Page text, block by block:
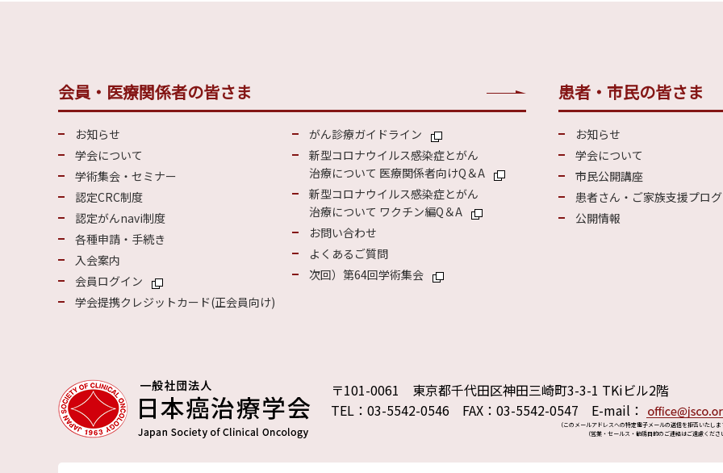
会員・医療関係者の皆さま
お知らせ
学会について
学術集会・セミナー
認定CRC制度
認定がんnavi制度
各種申請・手続き
入会案内
会員ログイン
学会提携クレジットカード(正会員向け)
がん診療ガイドライン
新型コロナウイルス感染症とがん
治療について 医療関係者向けQ＆A
新型コロナウイルス感染症とがん
治療について ワクチン編Q＆A
お問い合わせ
よくあるご質問
次回）第64回学術集会
患者・市民の皆さま
お知らせ
学会について
市民公開講座
患者さん・ご家族支援プロ
公開情報
〒101-0061 東京都千代田区神田三崎町3-3-1 TKiビル2階
TEL：03-5542-0546 FAX：03-5542-0547 E-mail：
（このメールアドレスへの特定電子メールの送信を拒否いたしま
（営業・セールス・勧誘目的のご連絡はご遠慮くださ